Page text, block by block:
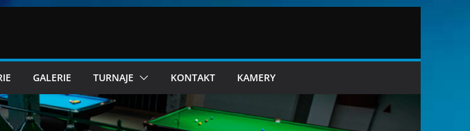
GALERIE TURNAJE KONTAKT KAMERY